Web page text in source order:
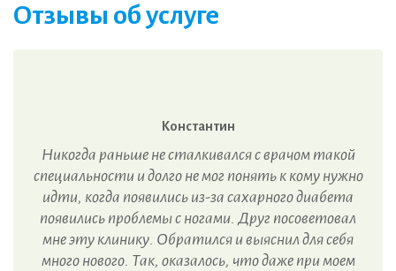
Отзывы об услуге
Константин
Никогда раньше не сталкивался с врачом такой
специальности и долго не мог понять к кому нужно
идти, когда появились из-за сахарного диабета
появились проблемы с ногами. Друг посоветовал
мне эту клинику. Обратился и выяснил для себя
много нового. Так, оказалось, что даже при моем